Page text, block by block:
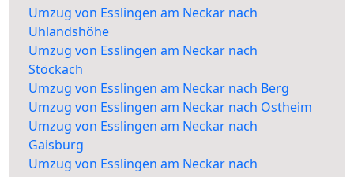
Umzug von Esslingen am Neckar nach
Uhlandshöhe
Umzug von Esslingen am Neckar nach
Stöckach
Umzug von Esslingen am Neckar nach Berg
Umzug von Esslingen am Neckar nach Ostheim
Umzug von Esslingen am Neckar nach
Gaisburg
Umzug von Esslingen am Neckar nach